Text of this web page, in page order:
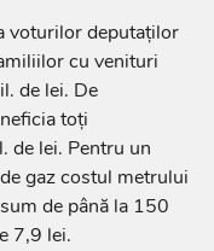
voturilor deputaților
cu venituri
de lei. De
toți
de lei. Pentru un
gaz costul metrului
de până la 150
7,9 lei.